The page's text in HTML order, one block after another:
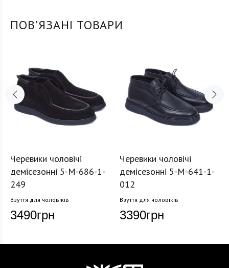
ПОВʼЯЗАНІ ТОВАРИ
Черевики чоловічі
демісезонні 5-M-686-1-
249
Взуття для чоловіків
3490грн
Черевики чоловічі
демісезонні 5-M-641-1-
012
Взуття для чоловіків
3390грн